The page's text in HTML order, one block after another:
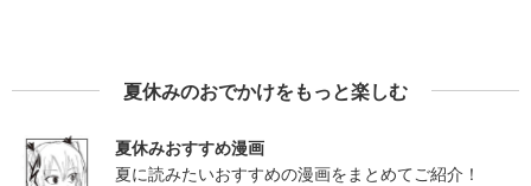
夏休みのおでかけをもっと楽しむ
夏休みおすすめ漫画
夏に読みたいおすすめの漫画をまとめてご紹介！